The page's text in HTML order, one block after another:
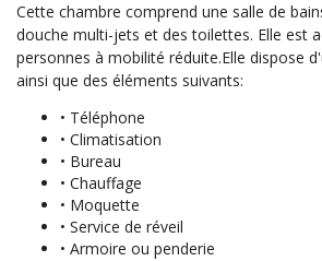
Cette chambre comprend une salle de
douche multi-jets et des toilettes. Elle est
personnes à mobilité réduite.Elle dispose
ainsi que des éléments suivants:
• Téléphone
• Climatisation
• Bureau
• Chauffage
• Moquette
• Service de réveil
• Armoire ou penderie